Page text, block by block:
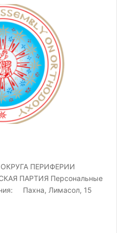
ПЕРИФЕРИИ
ПАРТИЯ Персональные
Пахна, Лимасол, 15